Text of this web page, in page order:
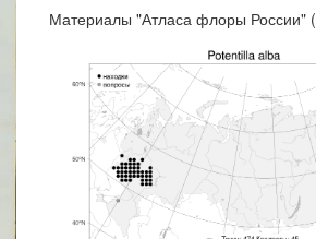
Материалы "Атласа флоры России" (